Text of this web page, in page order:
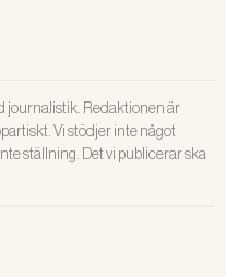
journalistik. Redaktionen är
Vi stödjer inte något
ställning. Det vi publicerar ska